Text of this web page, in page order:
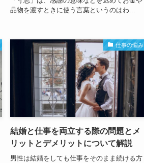
品物を渡すときに使う言葉というのはわ...
仕事の悩み
結婚と仕事を両立する際の問題とメ
リットとデメリットについて解説
男性は結婚をしても仕事をそのまま続ける方